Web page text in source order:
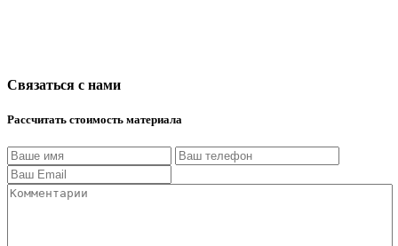
Связаться с нами
Рассчитать стоимость материала